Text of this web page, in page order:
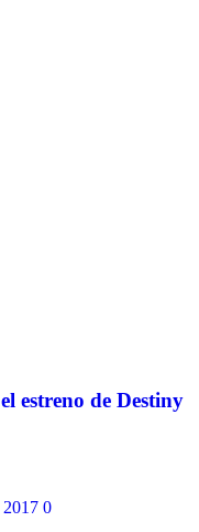
estreno de Destiny
0